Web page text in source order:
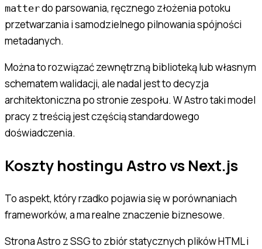
matterdo parsowania, ręcznego złożenia potoku
przetwarzania i samodzielnego pilnowania spójności
metadanych.
Można to rozwiązać zewnętrzną biblioteką lub własnym
schematem walidacji, ale nadal jest to decyzja
architektoniczna po stronie zespołu. W Astro taki model
pracy z treścią jest częścią standardowego
doświadczenia.
Koszty hostingu Astro vs Next.js
To aspekt, który rzadko pojawia się w porównaniach
frameworków, a ma realne znaczenie biznesowe.
Strona Astro z SSG to zbiór statycznych plików HTML i